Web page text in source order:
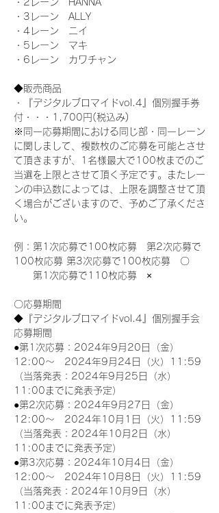
・2レーン　HANNA
・3レーン　ALLY
・4レーン　ニイ
・5レーン　マキ
・6レーン　カワチャン
◆販売商品
・『デジタルブロマイドvol.4』個別握手券
付・・・1,700円(税込み)
※同一応募期間における同じ部・同一レーン
に関しまして、複数枚のご応募を可能とさせ
て頂きますが、1名様最大で100枚までのご
当選を上限とさせて頂く予定です。またレー
ンの申込数によっては、上限を調整させて頂
く場合がございますので、予めご了承くださ
い。
例：第1次応募で100枚応募　第2次応募で
100枚応募 第3次応募で100枚応募　〇
第1次応募で110枚応募　×
〇応募期間
◆『デジタルブロマイドvol.4』個別握手会
応募期間
●第1次応募：2024年9月20日（金）
12:00～　2024年9月24日（火）11:59
（当落発表：2024年9月25日（水）
11:00までに発表予定）
●第2次応募：2024年9月27日（金）
12:00～　2024年10月1日（火）11:59
（当落発表：2024年10月2日（水）
11:00までに発表予定）
●第3次応募：2024年10月4日（金）
12:00～　2024年10月8日（火）11:59
（当落発表：2024年10月9日（水）
11:00までに発表予定）